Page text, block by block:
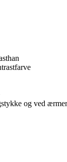
og ved